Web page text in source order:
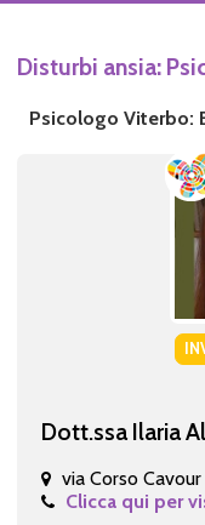
Disturbi ansia:
Psicologo Viterbo:
Dott.ssa Ilaria
via Corso
Clicca qui per